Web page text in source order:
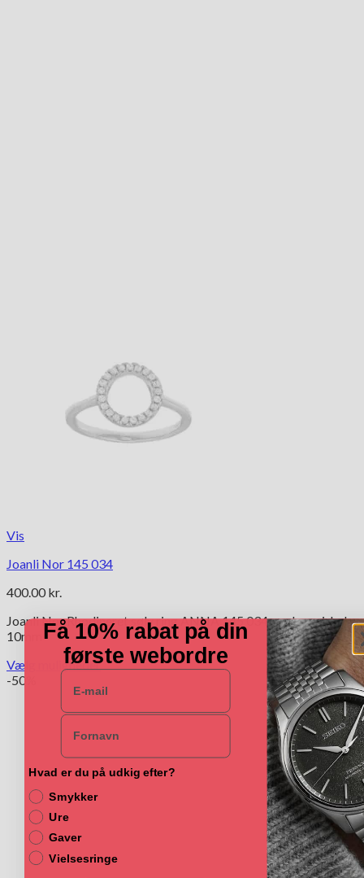
Vis
Joanli Nor 145 034
400.00 kr.
Joanli Nor Rhodineret sølv ring ANNA 145 034 med cz. cirkel
10mm
Vælg muligheder
Dette
Mulighederne
vælges
varesiden
-50%
Få 10% rabat på din
første webordre
E-mail
Navn
Hvad er du på udkig efter?
Smykker
Ure
Gaver
Vielsesringe